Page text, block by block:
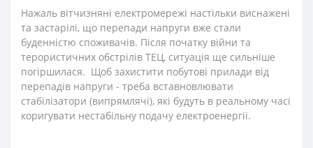
Нажаль вітчизняні електромережі настільки виснажені
та застарілі, що перепади напруги вже стали
буденністю споживачів. Після початку війни та
терористичних обстрілів ТЕЦ, ситуація ще сильніше
погіршилася. Щоб захистити побутові прилади від
перепадів напруги - треба вставновлювати
стабілізатори (випрямлячі), які будуть в реальному часі
коригувати нестабільну подачу електроенергії.